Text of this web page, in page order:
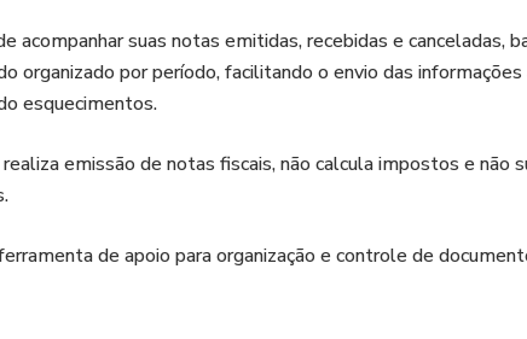
acompanhar suas notas emitidas, recebidas e canceladas,
organizado por período, facilitando o envio das informações
esquecimentos.
emissão de notas fiscais, não calcula impostos e não
de apoio para organização e controle de